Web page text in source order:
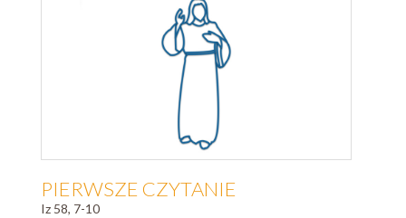
PIERWSZE CZYTANIE
Iz 58, 7-10